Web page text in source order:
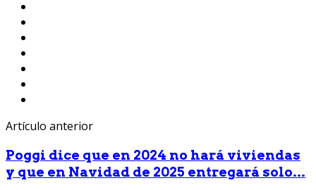
Artículo anterior
Poggi dice que en 2024 no hará viviendas
y que en Navidad de 2025 entregará solo...